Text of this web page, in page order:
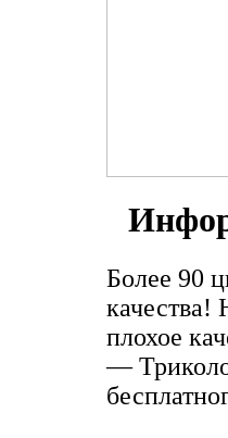
Более 90
качества!
плохое
—